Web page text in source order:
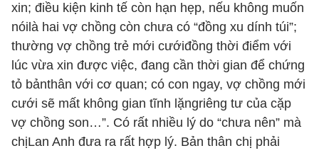
xin; điều kiện kinh tế còn hạn hẹp, nếu không muốn
nóilà hai vợ chồng còn chưa có “đồng xu dính túi”;
thường vợ chồng trẻ mới cướiđồng thời điểm với
lúc vừa xin được việc, đang cần thời gian để chứng
tỏ bảnthân với cơ quan; có con ngay, vợ chồng mới
cưới sẽ mất không gian tĩnh lặngriêng tư của cặp
vợ chồng son…”. Có rất nhiều lý do “chưa nên” mà
chịLan Anh đưa ra rất hợp lý. Bản thân chị phải